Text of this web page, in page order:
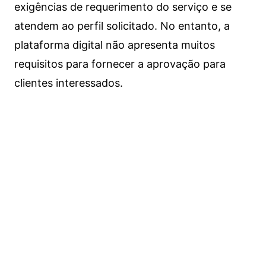
exigências de requerimento do serviço e se
atendem ao perfil solicitado. No entanto, a
plataforma digital não apresenta muitos
requisitos para fornecer a aprovação para
clientes interessados.